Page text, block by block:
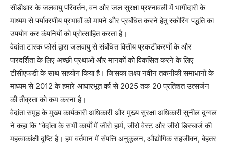
सीडीआर के जलवायु परिवर्तन, वन और जल सुरक्षा प्रश्नावली में भागीदारी के
माध्यम से पर्यावरणीय प्रभावों को मापने और प्रबंधित करने हेतु स्कोरिंग पद्धति का
उपयोग कर कंपनियों को प्रोत्साहित करता है।
वेदांता टास्क फोर्स द्वारा जलवायु से संबंधित वित्तीय प्रकटीकरणों के और
पारदर्शिता के लिए अच्छी प्रथाओं और मानकों को विकसित करने के लिए
टीसीएफडी के साथ सहयोग किया है। जिसका लक्ष्य नवीन तकनीकी समाधानों के
माध्यम से 2012 के हमारे आधारभूत वर्ष से 2025 तक 20 प्रतिशत उत्सर्जन
की तीव्रता को कम करना है।
वेदांता समूह के मुख्य कार्यकारी अधिकारी और मुख्य सुरक्षा अधिकारी सुनील दुग्गल
ने कहा कि ‘‘वेदांता के सभी कार्यों में जीरो हार्म, जीरो वेस्ट और जीरो डिस्चार्ज की
महत्वाकांक्षी दृष्टि है। हम वर्तमान में संपत्ति अनुकूलन, औद्योगिक सहजीवन, बेहतर